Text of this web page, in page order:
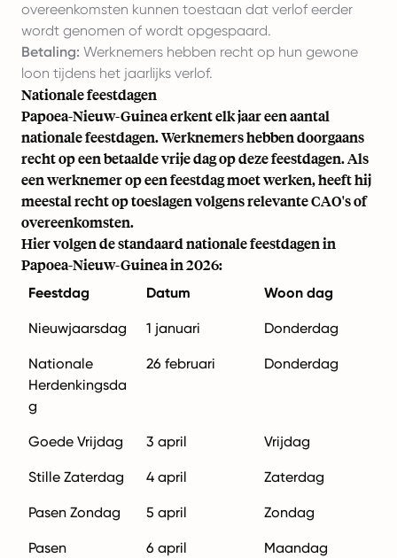
overeenkomsten kunnen toestaan dat verlof eerder
wordt genomen of wordt opgespaard.
Betaling: Werknemers hebben recht op hun gewone
loon tijdens het jaarlijks verlof.
Nationale feestdagen
Papoea-Nieuw-Guinea erkent elk jaar een aantal
nationale feestdagen. Werknemers hebben doorgaans
recht op een betaalde vrije dag op deze feestdagen. Als
een werknemer op een feestdag moet werken, heeft hij
meestal recht op toeslagen volgens relevante CAO's of
overeenkomsten.
Hier volgen de standaard nationale feestdagen in
Papoea-Nieuw-Guinea in 2026:
Feestdag Datum Woon dag
Nieuwjaarsdag 1 januari Donderdag
Nationale
Herdenkingsda
g
26 februari Donderdag
Goede Vrijdag 3 april Vrijdag
Stille Zaterdag 4 april Zaterdag
Pasen Zondag 5 april Zondag
Pasen 6 april Maandag